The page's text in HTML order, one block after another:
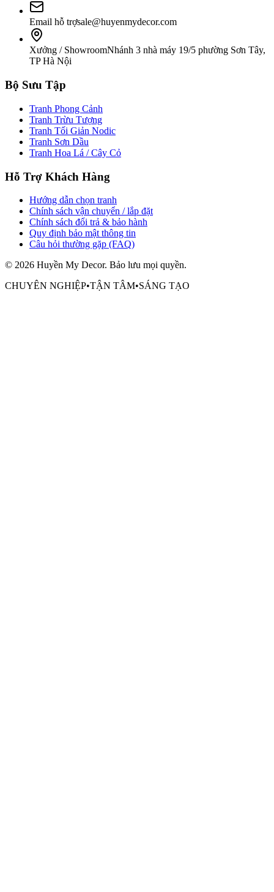
Email hỗ trợsale@huyenmydecor.com
Xưởng / ShowroomNhánh 3 nhà máy 19/5 phường Sơn Tây,
TP Hà Nội
Bộ Sưu Tập
Tranh Phong Cảnh
Tranh Trừu Tượng
Tranh Tối Giản Nodic
Tranh Sơn Dầu
Tranh Hoa Lá / Cây Cỏ
Hỗ Trợ Khách Hàng
Hướng dẫn chọn tranh
Chính sách vận chuyển / lắp đặt
Chính sách đổi trả & bảo hành
Quy định bảo mật thông tin
Câu hỏi thường gặp (FAQ)
© 2026 Huyền My Decor. Bảo lưu mọi quyền.
CHUYÊN NGHIỆP•TẬN TÂM•SÁNG TẠO